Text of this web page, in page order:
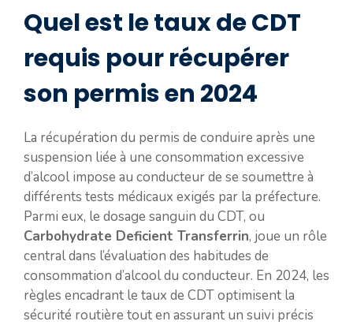
Quel est le taux de CDT
requis pour récupérer
son permis en 2024
La récupération du permis de conduire après une
suspension liée à une consommation excessive
d’alcool impose au conducteur de se soumettre à
différents tests médicaux exigés par la préfecture.
Parmi eux, le dosage sanguin du CDT, ou
Carbohydrate Deficient Transferrin, joue un rôle
central dans l’évaluation des habitudes de
consommation d’alcool du conducteur. En 2024, les
règles encadrant le taux de CDT optimisent la
sécurité routière tout en assurant un suivi précis